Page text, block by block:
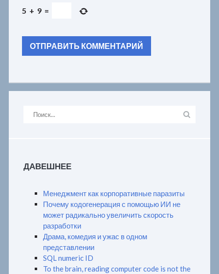
5 + 9 =
ДАВЕШНЕЕ
Менеджмент как корпоративные паразиты
Почему кодогенерация с помощью ИИ не
может радикально увеличить скорость
разработки
Драма, комедия и ужас в одном
представлении
SQL numeric ID
To the brain, reading computer code is not the